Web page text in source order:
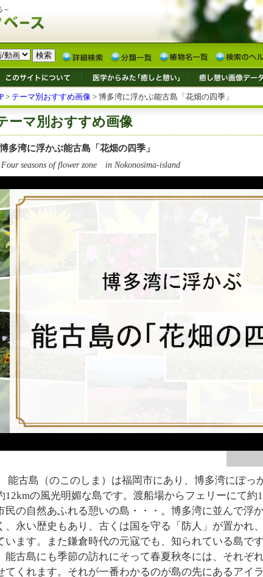
～
> テーマ別おすすめ画像 > 博多湾に浮かぶ能古島「花畑の四季」
ーマ別おすすめ画像
博多湾に浮かぶ能古島「花畑の四季」
Four seasons of flower zone in Nokonosima-island
能古島（のこのしま）は福岡市にあり、博多湾にぽっ
12kmの風光明媚な島です。渡船場からフェリーにて約
民の自然あふれる憩いの島・・・。博多湾に並んで浮
、永い歴史もあり、古くは国を守る「防人」が置かれ
います。また鎌倉時代の元寇でも、知られている島です
能古島にも季節の訪れにそって春夏秋冬には、それぞ
てくれます。それが一番わかるのが島の先にあるアイ